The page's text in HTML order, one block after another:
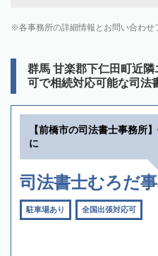
各事務所の詳細情報とお問い合わ
群馬 甘楽郡下仁田町近
可で相続対応可能な司法
【前橋市の司法書士事務所
に
司法書士むろだ
駐車場あり 全国出張対応可